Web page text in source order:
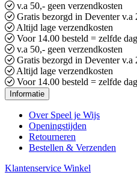
v.a 50,- geen verzendkosten
Gratis bezorgd in Deventer v.a
Altijd lage verzendkosten
Voor 14.00 besteld = zelfde
v.a 50,- geen verzendkosten
Gratis bezorgd in Deventer v.a
Altijd lage verzendkosten
Voor 14.00 besteld = zelfde
Informatie
Over Speel je Wijs
Openingstijden
Retourneren
Bestellen & Verzenden
Klantenservice Winkel